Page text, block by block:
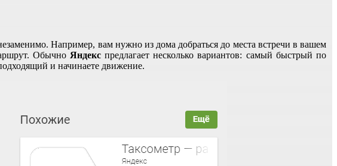
Например, вам нужно из дома добраться до места встречи в вашем
Обычно Яндекспредлагает несколько вариантов: самый быстрый по
и начинаете движение.